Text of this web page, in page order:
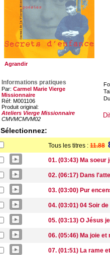
Agrandir
Informations pratiques
Par: Carmel Marie Vierge
Missionnaire
Réf: M001106
Produit original:
Ateliers Vierge Missionnaire
CMVMCMVM02
Sélectionnez:
Tous les titres : 11.88
01. (03:43) Ma soeur
02. (06:17) Dans
03. (03:00) Pur
04. (03:01) 04 Soir
05. (03:13) O Jésus
06. (05:46) Ma joie et
07. (01:51) La rame